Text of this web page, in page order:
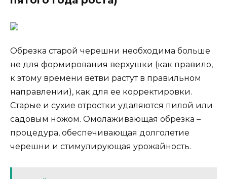
Обрезка старой черешни необходима больше
не для формирования верхушки (как правило,
к этому времени ветви растут в правильном
направлении), как для ее корректировки.
Старые и сухие отростки удаляются пилой или
садовым ножом. Омолаживающая обрезка –
процедура, обеспечивающая долголетие
черешни и стимулирующая урожайность.